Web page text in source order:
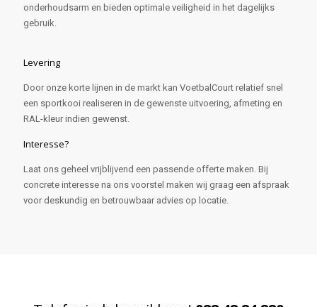
onderhoudsarm en bieden optimale veiligheid in het dagelijks
gebruik.
Levering
Door onze korte lijnen in de markt kan VoetbalCourt relatief snel
een sportkooi realiseren in de gewenste uitvoering, afmeting en
RAL-kleur indien gewenst.
Interesse?
Laat ons geheel vrijblijvend een passende offerte maken. Bij
concrete interesse na ons voorstel maken wij graag een afspraak
voor deskundig en betrouwbaar advies op locatie.